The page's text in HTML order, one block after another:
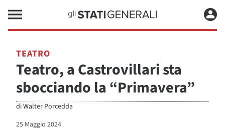
TEATRO
Teatro, a Castrovillari sta
sbocciando la “Primavera”
diWalter Porcedda
25 Maggio 2024